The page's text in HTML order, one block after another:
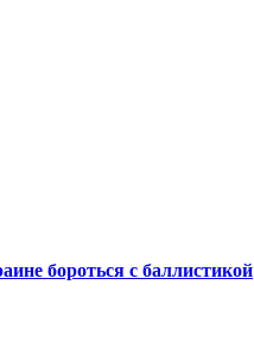
бороться с баллистикой